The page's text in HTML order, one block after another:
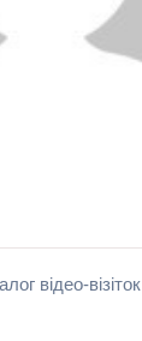
відео-візіток